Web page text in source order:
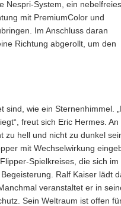
Nespri-System, ein nebelfreies
mit PremiumColor und
Im Anschluss daran
Richtung abgerollt, um den
sind, wie ein Sternenhimmel.
freut sich Eric Hermes. An
hell und nicht zu dunkel
mit Wechselwirkung
Spielkreises, die sich im
Ralf Kaiser lädt
veranstaltet er in
Sein Weltraum ist offen